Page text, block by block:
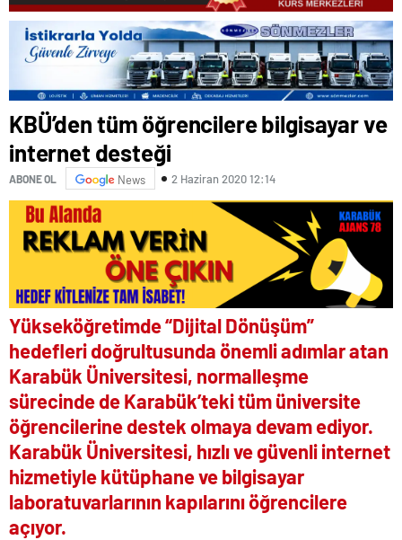
KBÜ’den tüm öğrencilere bilgisayar ve
internet desteği
ABONE OL News 2 Haziran 2020 12:14
Yükseköğretimde “Dijital Dönüşüm”
hedefleri doğrultusunda önemli adımlar atan
Karabük Üniversitesi, normalleşme
sürecinde de Karabük’teki tüm üniversite
öğrencilerine destek olmaya devam ediyor.
Karabük Üniversitesi, hızlı ve güvenli internet
hizmetiyle kütüphane ve bilgisayar
laboratuvarlarının kapılarını öğrencilere
açıyor.